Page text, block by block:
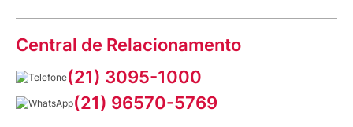
Aniversário Venancio 2025
Dúvidas frequentes
Prazos e entregas
Bioimpedância Gratuita
VClube - Programa de fidelidade
Fale com o farmacêutico
Fale conosco
Saúde na praça
Central de Relacionamento
(21) 3095-1000
(21) 96570-5769